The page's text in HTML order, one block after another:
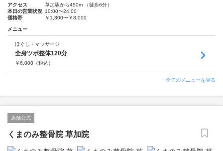
アクセス
草加駅から450m （徒歩6分）
本日の営業状況 10:00〜24:00
価格帯
￥1,800〜￥8,000
メニュー
ほぐし・マッサージ
全身ツボ整体120分
￥6,000 （税込）
全てのメニューを見る
店舗公式
くまのみ整骨院 草加院